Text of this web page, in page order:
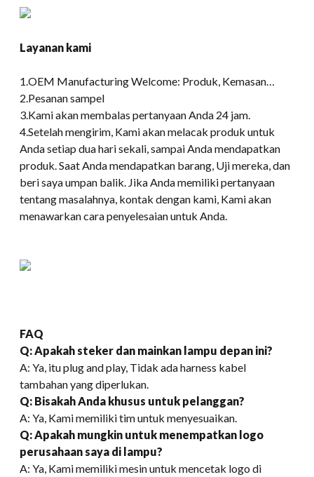
Layanan kami
1.OEM Manufacturing Welcome: Produk, Kemasan…
2.Pesanan sampel
3.Kami akan membalas pertanyaan Anda 24 jam.
4.Setelah mengirim, Kami akan melacak produk untuk
Anda setiap dua hari sekali, sampai Anda mendapatkan
produk. Saat Anda mendapatkan barang, Uji mereka, dan
beri saya umpan balik. Jika Anda memiliki pertanyaan
tentang masalahnya, kontak dengan kami, Kami akan
menawarkan cara penyelesaian untuk Anda.
FAQ
Q: Apakah steker dan mainkan lampu depan ini?
A: Ya, itu plug and play, Tidak ada harness kabel
tambahan yang diperlukan.
Q: Bisakah Anda khusus untuk pelanggan?
A: Ya, Kami memiliki tim untuk menyesuaikan.
Q: Apakah mungkin untuk menempatkan logo
perusahaan saya di lampu?
A: Ya, Kami memiliki mesin untuk mencetak logo di